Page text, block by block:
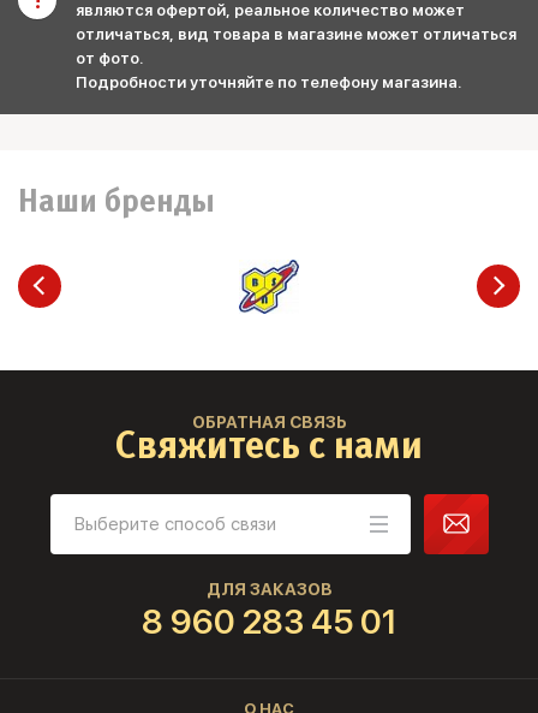
являются офертой, реальное количество может
отличаться, вид товара в магазине может отличаться
от фото.
Подробности уточняйте по телефону магазина.
Наши бренды
ОБРАТНАЯ СВЯЗЬ
Свяжитесь с нами
ДЛЯ ЗАКАЗОВ
8 960 283 45 01
О НАС